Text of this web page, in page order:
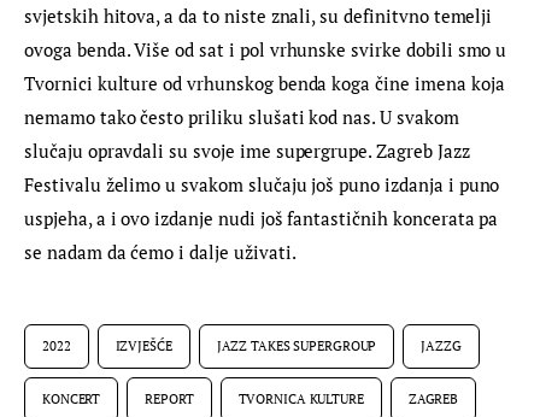
svjetskih hitova, a da to niste znali, su definitvno temelji
ovoga benda. Više od sat i pol vrhunske svirke dobili smo u
Tvornici kulture od vrhunskog benda koga čine imena koja
nemamo tako često priliku slušati kod nas. U svakom
slučaju opravdali su svoje ime supergrupe. Zagreb Jazz
Festivalu želimo u svakom slučaju još puno izdanja i puno
uspjeha, a i ovo izdanje nudi još fantastičnih koncerata pa
se nadam da ćemo i dalje uživati.
2022 IZVJEŠĆE JAZZ TAKES SUPERGROUP JAZZG
KONCERT REPORT TVORNICA KULTURE ZAGREB